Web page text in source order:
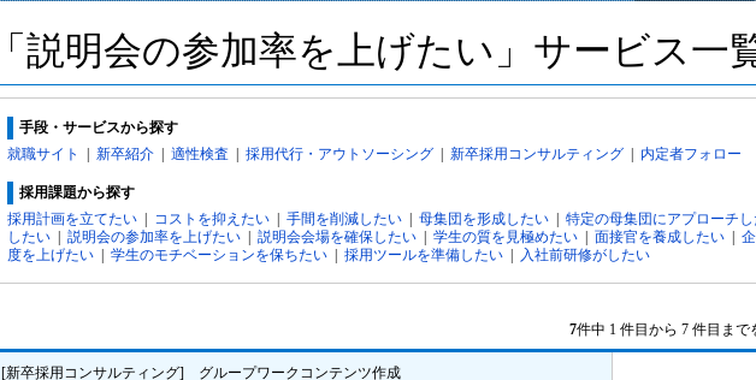
「説明会の参加率を上げたい」サービス一
手段・サービスから探す
就職サイト
新卒紹介 適性検査 採用代行・アウトソーシング 新卒採用コンサルティング 内定者フォロー
採用課題から探す
採用計画を立てたい
コストを抑えたい 手間を削減したい 母集団を形成したい 特定の母集団にアプローチ
したい
説明会の参加率を上げたい 説明会会場を確保したい 学生の質を見極めたい 面接官を養成したい
度を上げたい
学生のモチベーションを保ちたい 採用ツールを準備したい 入社前研修がしたい
7件中 1 件目から 7 件目まで
[新卒採用コンサルティング] グループワークコンテンツ作成